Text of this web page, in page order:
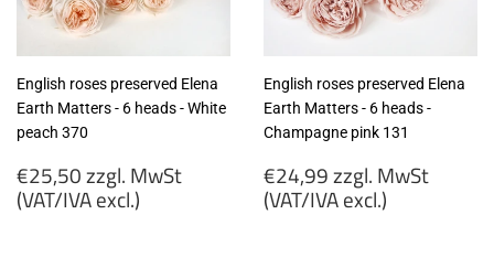
English roses preserved Elena
Earth Matters - 6 heads - White
peach 370
Regular
price
€25,50 zzgl. MwSt
(VAT/IVA excl.)
English roses preserved Elena
Earth Matters - 6 heads -
Champagne pink 131
Regular
price
€24,99 zzgl. MwSt
(VAT/IVA excl.)